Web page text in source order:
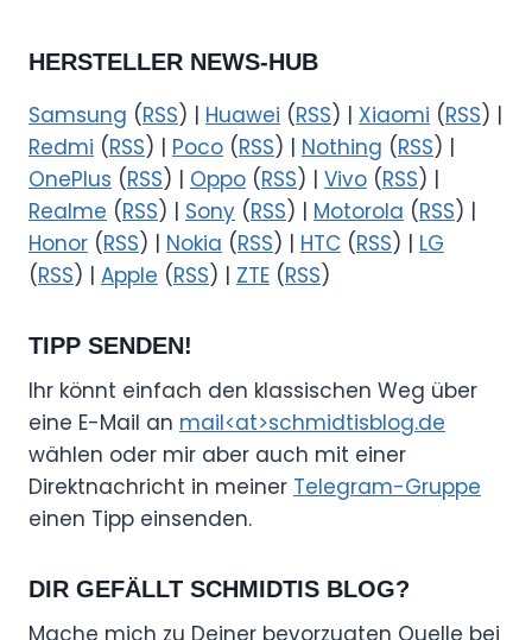
HERSTELLER NEWS-HUB
Samsung (RSS) | Huawei (RSS) | Xiaomi (RSS) |
Redmi (RSS) | Poco (RSS) | Nothing (RSS) |
OnePlus (RSS) | Oppo (RSS) | Vivo (RSS) |
Realme (RSS) | Sony (RSS) | Motorola (RSS) |
Honor (RSS) | Nokia (RSS) | HTC (RSS) | LG
(RSS) | Apple (RSS) | ZTE (RSS)
TIPP SENDEN!
Ihr könnt einfach den klassischen Weg über
eine E-Mail an mail<at>schmidtisblog.de
wählen oder mir aber auch mit einer
Direktnachricht in meiner Telegram-Gruppe
einen Tipp einsenden.
DIR GEFÄLLT SCHMIDTIS BLOG?